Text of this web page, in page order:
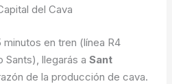
del Cava
en tren (línea R4
Sants), llegarás aSant
de la producción de cava.